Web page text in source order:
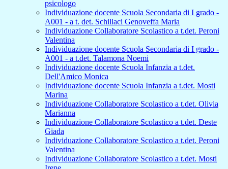
psicologo
Individuazione docente Scuola Secondaria di I grado -
A001 - a t. det. Schillaci Genoveffa Maria
Individuazione Collaboratore Scolastico a t.det. Peroni
Valentina
Individuazione docente Scuola Secondaria di I grado -
A001 - a t.det. Talamona Noemi
Individuazione docente Scuola Infanzia a t.det.
Dell'Amico Monica
Individuazione docente Scuola Infanzia a t.det. Mosti
Marina
Individuazione Collaboratore Scolastico a t.det. Olivia
Marianna
Individuazione Collaboratore Scolastico a t.det. Deste
Giada
Individuazione Collaboratore Scolastico a t.det. Peroni
Valentina
Individuazione Collaboratore Scolastico a t.det. Mosti